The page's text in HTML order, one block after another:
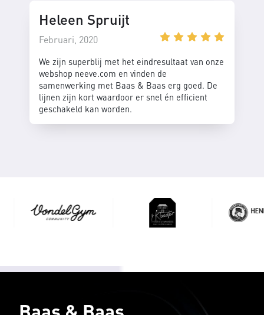
Heleen Spruijt
Februari, 2020
We zijn superblij met het eindresultaat van onze
webshop neeve.com en vinden de
samenwerking met Baas & Baas erg goed. De
lijnen zijn kort waardoor er snel én efficient
geschakeld kan worden.